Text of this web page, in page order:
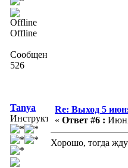
Offline
Сообщений:
526
Tanya
Инструктор
Re: Выход 5
« Ответ #6 :
Хорошо, тогда